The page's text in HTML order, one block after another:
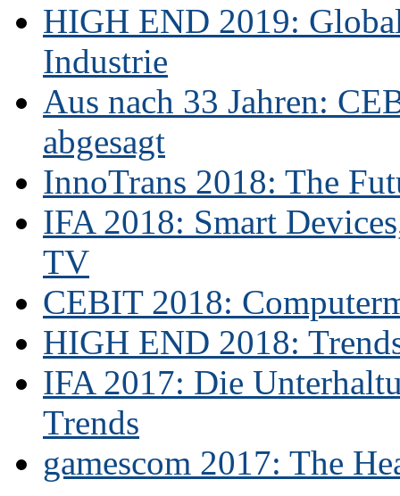
HIGH END 2019:
Industrie
Aus nach 33 Jahren:
abgesagt
InnoTrans 2018: The
IFA 2018: Smart
TV
CEBIT 2018:
HIGH END 2018:
IFA 2017: Die
Trends
gamescom 2017: The